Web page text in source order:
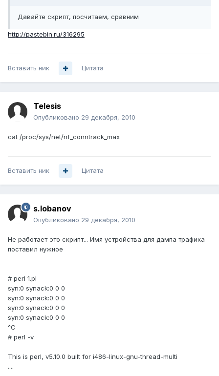
Давайте скрипт, посчитаем, сравним
http://pastebin.ru/316295
Вставить ник Цитата
Telesis
Опубликовано 29 декабря, 2010
cat /proc/sys/net/nf_conntrack_max
Вставить ник Цитата
s.lobanov
Опубликовано 29 декабря, 2010
Не работает это скрипт... Имя устройства для дампа трафика
поставил нужное
# perl 1.pl
syn:0 synack:0 0 0
syn:0 synack:0 0 0
syn:0 synack:0 0 0
syn:0 synack:0 0 0
^C
# perl -v
This is perl, v5.10.0 built for i486-linux-gnu-thread-multi
....